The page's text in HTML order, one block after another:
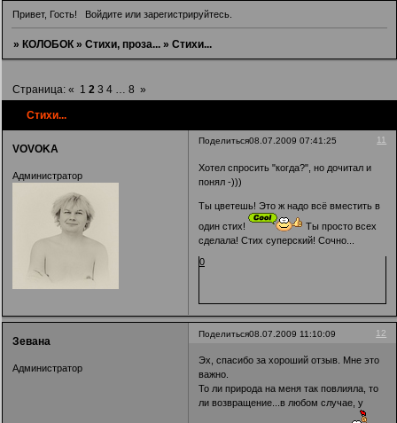
Привет, Гость! Войдитеили зарегистрируйтесь.
»КОЛОБОК »Стихи, проза... »Стихи...
Стихи...
Страница:« 1 2 3 4 … 8 »
Поделиться 11
08.07.2009 07:41:25
VOVOKA
Администратор
Хотел спросить "когда?", но дочитал и
понял -)))
Ты цветешь! Это ж надо всё вместить в
один стих!
Ты просто всех
сделала! Стих суперский! Сочно...
0
Поделиться 12
08.07.2009 11:10:09
Зевана
Администратор
Эх, спасибо за хороший отзыв. Мне это
важно.
То ли природа на меня так повлияла, то
ли возвращение...в любом случае, у